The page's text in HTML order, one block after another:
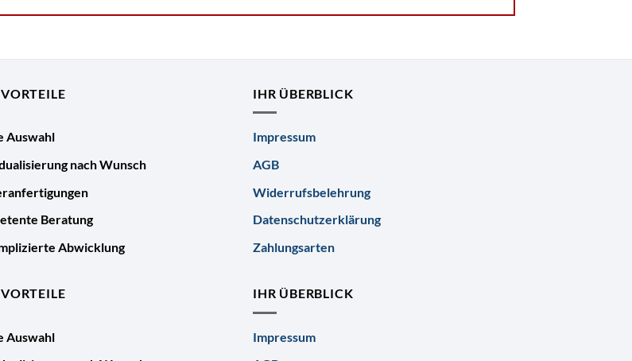
Auswahl
nach Wunsch
Beratung
Abwicklung
IHR ÜBERBLICK
Impressum
AGB
Widerrufsbelehrung
Datenschutzerklärung
Zahlungsarten
Auswahl
IHR ÜBERBLICK
Impressum